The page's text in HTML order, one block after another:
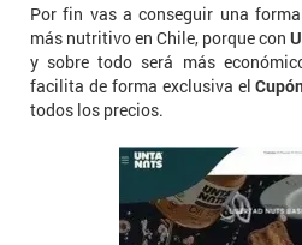
Por fin vas a conseguir una
más nutritivo en Chile, porque con
y sobre todo será más
facilita de forma exclusiva el
todos los precios.